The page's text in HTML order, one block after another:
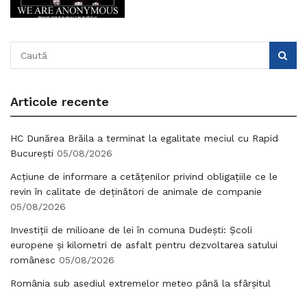
Articole recente
HC Dunărea Brăila a terminat la egalitate meciul cu Rapid
București 05/08/2026
Acțiune de informare a cetățenilor privind obligațiile ce le
revin în calitate de deținători de animale de companie
05/08/2026
Investiții de milioane de lei în comuna Dudești: Școli
europene și kilometri de asfalt pentru dezvoltarea satului
românesc 05/08/2026
România sub asediul extremelor meteo până la sfârșitul